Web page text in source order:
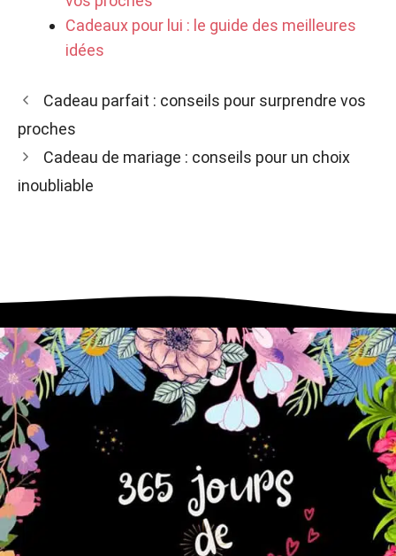
Cadeaux pour lui : le guide des meilleures
idées
Cadeau parfait : conseils pour surprendre vos
proches
Cadeau de mariage : conseils pour un choix
inoubliable